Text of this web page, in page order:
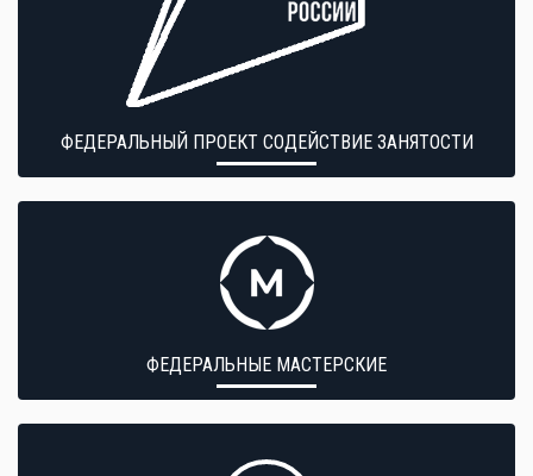
ФЕДЕРАЛЬНЫЙ ПРОЕКТ СОДЕЙСТВИЕ ЗАНЯТОСТИ
ФЕДЕРАЛЬНЫЕ МАСТЕРСКИЕ